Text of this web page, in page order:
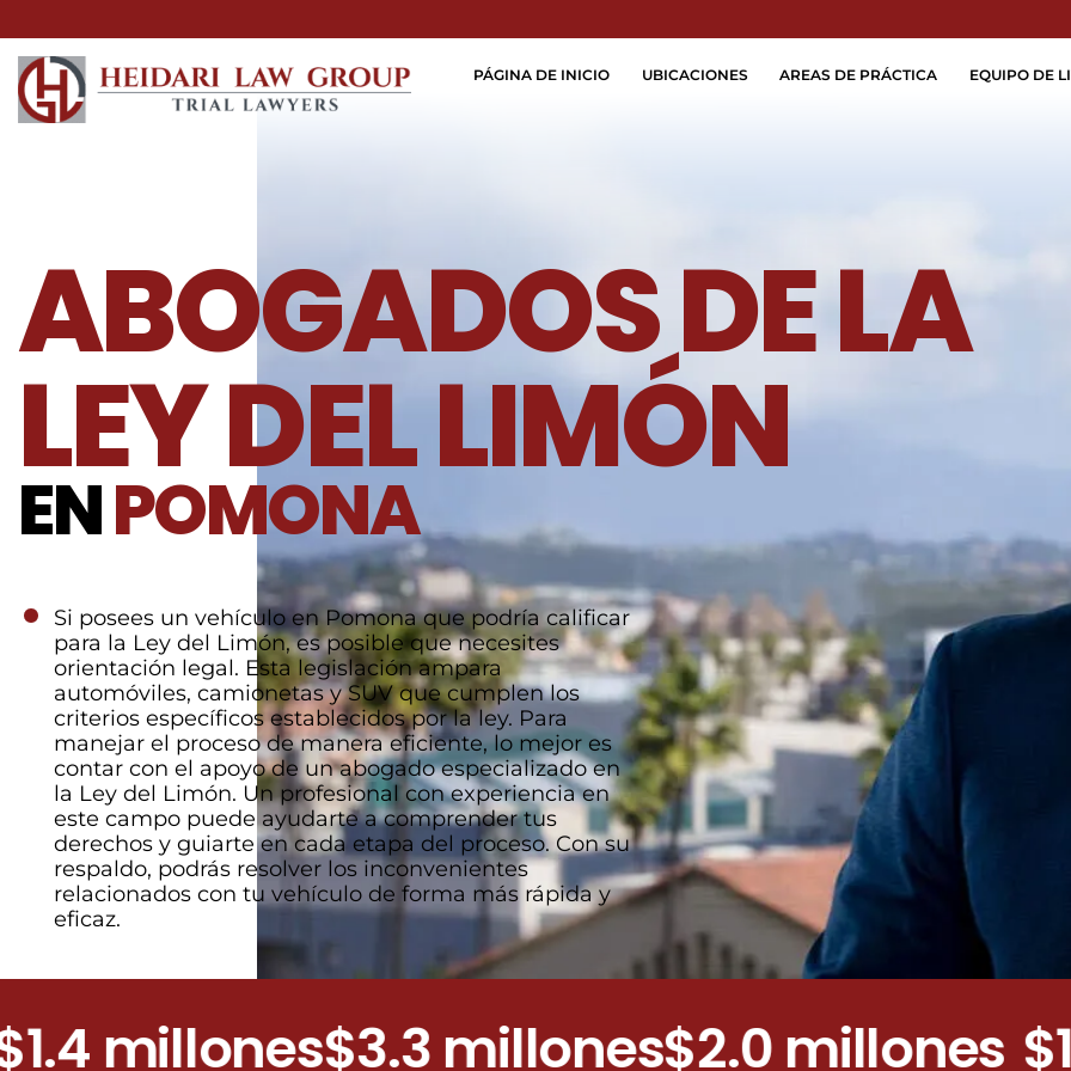
PÁGINA DE INICIO UBICACIONES AREAS DE PRÁCTICA EQUIPO DE
ABOGADOS DE LA
LEY DEL LIMÓN
ENPOMONA
Si posees un vehículo en Pomona que podría calificar
para la Ley del Limón, es posible que necesites
orientación legal. Esta legislación ampara
automóviles, camionetas y SUV que cumplen los
criterios específicos establecidos por la ley. Para
manejar el proceso de manera eficiente, lo mejor es
contar con el apoyo de un abogado especializado en
la Ley del Limón. Un profesional con experiencia en
este campo puede ayudarte a comprender tus
derechos y guiarte en cada etapa del proceso. Con su
respaldo, podrás resolver los inconvenientes
relacionados con tu vehículo de forma más rápida y
eficaz.
millones$3.3 millones$2.0 millones $1.0